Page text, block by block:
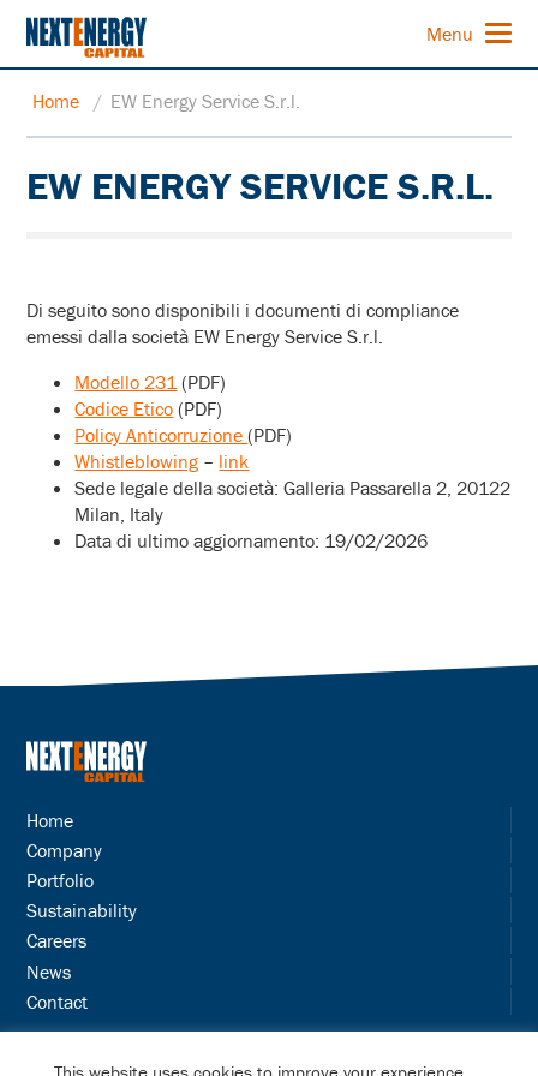
Menu
Home / EW Energy Service S.r.l.
EW ENERGY SERVICE S.R.L.
Di seguito sono disponibili i documenti di compliance
emessi dalla società EW Energy Service S.r.l.
Modello 231 (PDF)
Codice Etico (PDF)
Policy Anticorruzione(PDF)
Whistleblowing – link
Sede legale della società: Galleria Passarella 2, 20122
Milan, Italy
Data di ultimo aggiornamento: 19/02/2026
Home
Company
Portfolio
Sustainability
Careers
News
Contact